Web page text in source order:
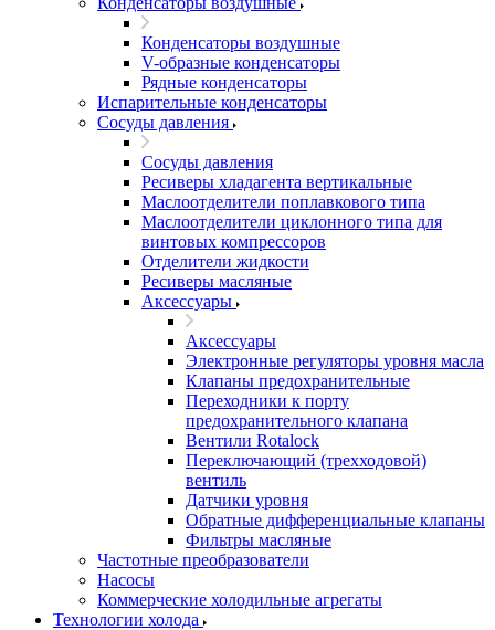
Конденсаторы воздушные
V-образные конденсаторы
Рядные конденсаторы
Испарительные конденсаторы
Сосуды давления
Сосуды давления
Ресиверы хладагента вертикальные
Маслоотделители поплавкового типа
Маслоотделители циклонного типа для
винтовых компрессоров
Отделители жидкости
Ресиверы масляные
Аксессуары
Аксессуары
Электронные регуляторы уровня масла
Клапаны предохранительные
Переходники к порту
предохранительного клапана
Вентили Rotalock
Переключающий (трехходовой)
вентиль
Датчики уровня
Обратные дифференциальные клапаны
Фильтры масляные
Частотные преобразователи
Насосы
Коммерческие холодильные агрегаты
Технологии холода